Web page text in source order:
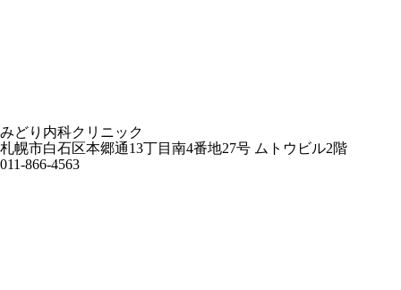
みどり内科クリニック
札幌市白石区本郷通13丁目南4番地27号 ムトウビル2階
011-866-4563